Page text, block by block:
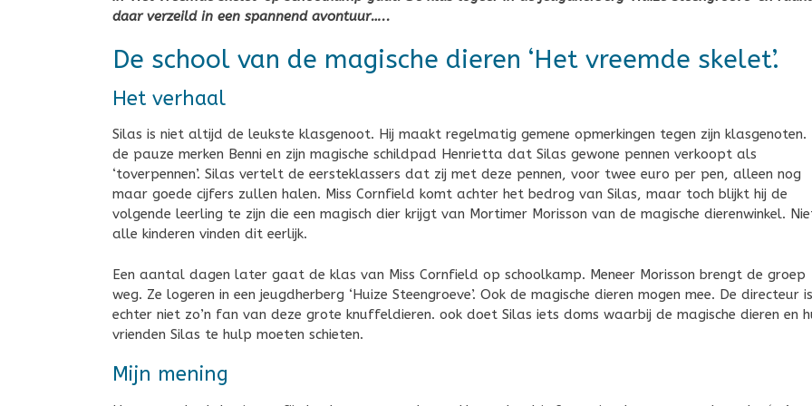
daar verzeild in een spannend avontuur…..
De school van de magische dieren ‘Het vreemde skelet’.
Het verhaal
Silas is niet altijd de leukste klasgenoot. Hij maakt regelmatig gemene opmerkingen tegen zijn klasgenoten.
de pauze merken Benni en zijn magische schildpad Henrietta dat Silas gewone pennen verkoopt als
‘toverpennen’. Silas vertelt de eersteklassers dat zij met deze pennen, voor twee euro per pen, alleen nog
maar goede cijfers zullen halen. Miss Cornfield komt achter het bedrog van Silas, maar toch blijkt hij de
volgende leerling te zijn die een magisch dier krijgt van Mortimer Morisson van de magische dierenwinkel.
alle kinderen vinden dit eerlijk.
Een aantal dagen later gaat de klas van Miss Cornfield op schoolkamp. Meneer Morisson brengt de groep
weg. Ze logeren in een jeugdherberg ‘Huize Steengroeve’. Ook de magische dieren mogen mee. De directeur is
echter niet zo’n fan van deze grote knuffeldieren. ook doet Silas iets doms waarbij de magische dieren en
vrienden Silas te hulp moeten schieten.
Mijn mening